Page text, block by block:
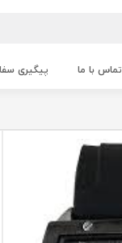
تماس با ما پیگیری